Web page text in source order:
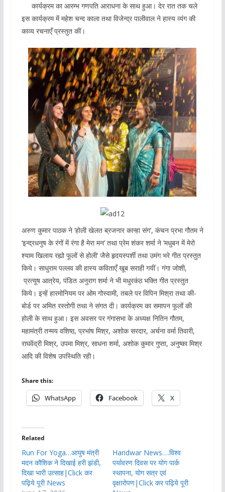
‌‌‌‌‌‌ कार्यक्रम का आरम्भ गणपति आराधना के साथ हुआ। देर रात तक चले
इस कार्यक्रम में महेश चन्द काला तथा विजेन्द्र पालीवाल ने हास्य व्यंग की
काव्य रचनाएँ प्रस्तुत कीं।‌
अरुण कुमार पाठक ने ‘होली खेलत ब्रजनार कान्हा संग’, कंचन प्रभा गौतम ने
‘इन्द्रधनुष के रंगों में रंगा है मेरा मन’ तथा प्रेम शंकर शर्मा ने ‘मधुबन में‌ मेरो
श्याम खिलाय रह्यो फूलों से होली’ जैसे हृदयस्पर्शी तथा उमंग भरे गीत प्रस्तुत
किये। साधुराम पल्लव की हास्य कविताएँ खूब सराही गयीं।‌ गंगा जोशी,
प्रत्यूष आत्रेय, पंडित अनुराग शर्मा ने भी मधुरकंठ भक्ति गीत प्रस्तुत
किये। इन्हें हारमोनियम पर ओम गोस्वामी, तबले पर विपिन मिश्रा तथा की-
बोर्ड पर अमित रस्तोगी तथा ने संगत दी। कार्यक्रम का समापन फूलों की
होली‌ के साथ हुआ। इस अवसर पर गंगासभा के अध्यक्ष नितिन गौतम,
महामंत्री तन्मय वशिष्ठ, प्रभांष मिश्र, अशोक सरदार, अर्चना वर्मा तिवारी,
राघवेंद्री मिश्र, उपमा मिश्र, साधना शर्मा, अशोक कुमार गुप्ता, अनुष्का मिश्र
आदि की विशेष उपस्थिति रही।
Share this:
WhatsApp Facebook X
Related
Run For Yoga…आयुष मंत्री
मदन कौशिक ने दिखाई हरी झंडी,
दिखा भारी उत्साह|Click कर
पढ़िये पूरी News
Haridwar News….विश्व
पर्यावरण दिवस पर योग पार्क
स्थापना, योग सत्र एवं
वृक्षारोपण|Click कर पढ़िये पूरी